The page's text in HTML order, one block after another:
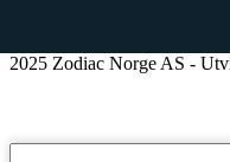
2025 Zodiac Norge AS -